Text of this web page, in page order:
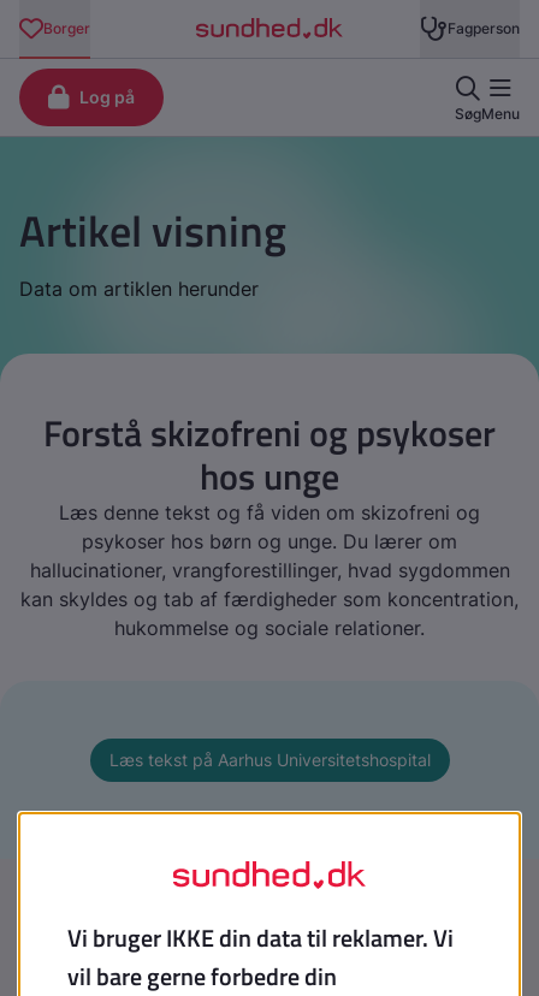
Artikel visning
Data om artiklen herunder
Forstå skizofreni og psykoser
hos unge
Læs denne tekst og få viden om skizofreni og
psykoser hos børn og unge. Du lærer om
hallucinationer, vrangforestillinger, hvad sygdommen
kan skyldes og tab af færdigheder som koncentration,
hukommelse og sociale relationer.
Læs tekst på Aarhus Universitetshospital